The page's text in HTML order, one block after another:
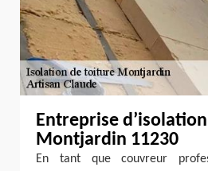
Entreprise
Montjardin 11230
En tant que couvreur